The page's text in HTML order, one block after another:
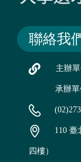
聯絡我
主辦
承辦
110 臺
四樓）